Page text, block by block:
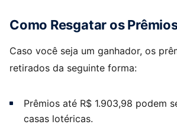
Como Resgatar os
Caso você seja um ganhador, os
retirados da seguinte forma:
Prêmios até R$ 1.903,98 podem
casas lotéricas.